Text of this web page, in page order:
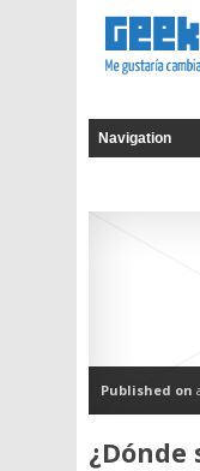
Published on
¿Dónde